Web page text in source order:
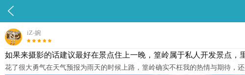

iZ-婉
如果来摄影的话建议最好在景点住上一晚，篁岭属于私人开发景点，
花了很大勇气在天气预报为雨天的时候上路，篁岭确实不枉我的热情与期待，